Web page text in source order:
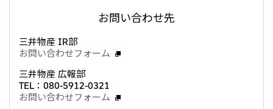
インドネシア 三井物産株式会社
三井物産（中国）有限公司
三井物産（上海）貿易有限公司
お問い合わせ先
三井物産 IR部
お問い合わせフォーム
三井物産 広報部
TEL：080-5912-0321
お問い合わせフォーム